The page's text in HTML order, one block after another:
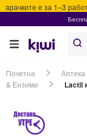
е за 1–3
Почетна Аптека
& Ензими
Lactil